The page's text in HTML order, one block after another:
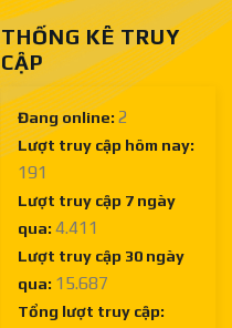
THỐNG KÊ TRUY
CẬP
Đang online: 2
Lượt truy cập hôm nay:
191
Lượt truy cập 7 ngày
qua: 4.411
Lượt truy cập 30 ngày
qua: 15.687
Tổng lượt truy cập: